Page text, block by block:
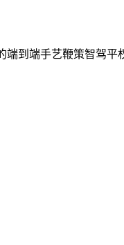
到端手艺鞭策智驾